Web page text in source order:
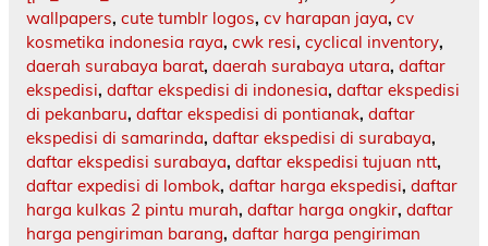
wallpapers, cute tumblr logos, cv harapan jaya, cv
kosmetika indonesia raya, cwk resi, cyclical inventory,
daerah surabaya barat, daerah surabaya utara, daftar
ekspedisi, daftar ekspedisi di indonesia, daftar ekspedisi
di pekanbaru, daftar ekspedisi di pontianak, daftar
ekspedisi di samarinda, daftar ekspedisi di surabaya,
daftar ekspedisi surabaya, daftar ekspedisi tujuan ntt,
daftar expedisi di lombok, daftar harga ekspedisi, daftar
harga kulkas 2 pintu murah, daftar harga ongkir, daftar
harga pengiriman barang, daftar harga pengiriman